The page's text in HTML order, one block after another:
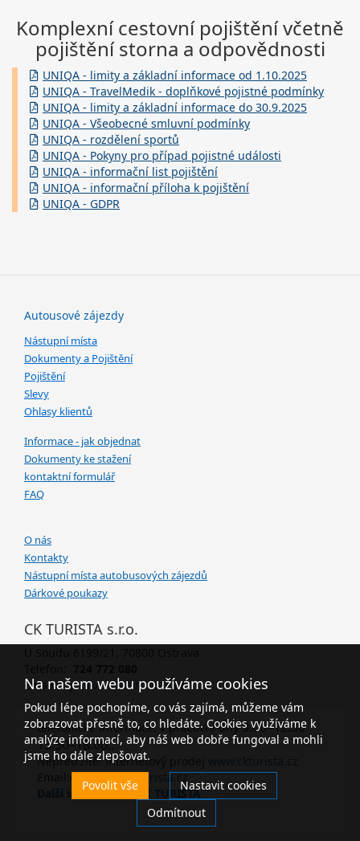
Komplexní cestovní pojištění včetně
pojištění storna a odpovědnosti
UNIQA - limity a základní informace od 1.10.2025
UNIQA - TravelMedik - doplňkové pojistné podmínky
UNIQA - limity a základní informace do 30.9.2025
UNIQA - Všeobecné smluvní podmínky
UNIQA - rozdělení sportů
UNIQA - Pokyny pro případ pojistné události
UNIQA - informační list pojištění
UNIQA - informační příloha k pojištění
UNIQA - GDPR
Autousové zájezdy
Nástupní místa
Dokumenty a Pojištění
Pojištění
Slevy
Ohlasy klientů
Informace - jak objednat
Dokumenty ke stažení
kontaktní formulář
FAQ
O nás
Kontakty
Nástupní místa autobusových zájezdů
Dárkové poukazy
CK TURISTA s.r.o.
Email:janikova@ckturista.cz
telefonické informace: v pracovní dny9.00–12.30
13.30–18.00..
Nepřetržitě: internetový prodej www.ckturista.cz
ckturista@ckturista.cz
Další informace o CK TURISTA
Na našem webu používáme cookies
Pokud lépe pochopíme, co vás zajímá, můžeme vám
zobrazovat přesně to, co hledáte. Cookies využíváme k
analýze informací, aby náš web dobře fungoval a mohli
jsme ho dále zlepšovat.
Povolit vše
Nastavit cookies
Odmítnout